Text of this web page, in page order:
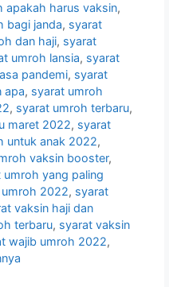
apakah harus vaksin,
bagi janda, syarat
dan haji, syarat
umroh lansia, syarat
pandemi, syarat
apa, syarat umroh
, syarat umroh terbaru,
maret 2022, syarat
untuk anak 2022,
vaksin booster,
umroh yang paling
2022, syarat
vaksin haji dan
terbaru, syarat vaksin
wajib umroh 2022,